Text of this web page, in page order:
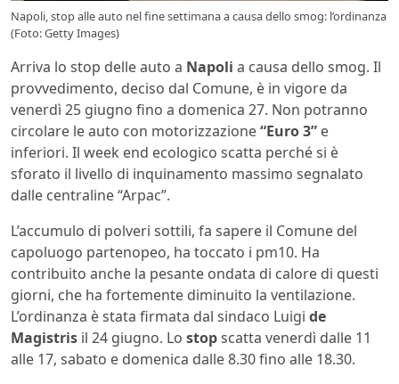
Napoli, stop alle auto nel fine settimana a causa dello smog: l’ordinanza
(Foto: Getty Images)
Arriva lo stop delle auto a Napoli a causa dello smog. Il
provvedimento, deciso dal Comune, è in vigore da
venerdì 25 giugno fino a domenica 27. Non potranno
circolare le auto con motorizzazione“Euro 3” e
inferiori. Il week end ecologico scatta perché si è
sforato il livello di inquinamento massimo segnalato
dalle centraline “Arpac”.
L’accumulo di polveri sottili, fa sapere il Comune del
capoluogo partenopeo, ha toccato i pm10. Ha
contribuito anche la pesante ondata di calore di questi
giorni, che ha fortemente diminuito la ventilazione.
L’ordinanza è stata firmata dal sindaco Luigi de
Magistris il 24 giugno. Lo stopscatta venerdì dalle 11
alle 17, sabato e domenica dalle 8.30 fino alle 18.30.